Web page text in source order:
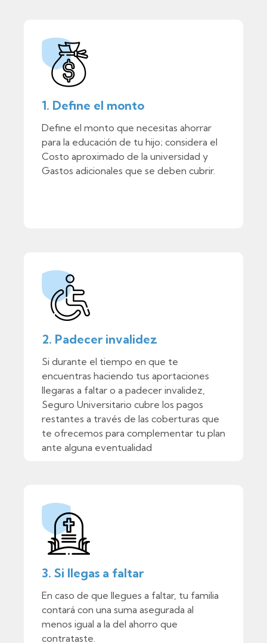
1. Define el monto
Define el monto que necesitas ahorrar
para la educación de tu hijo; considera el
Costo aproximado de la universidad y
Gastos adicionales que se deben cubrir.
2. Padecer invalidez
Si durante el tiempo en que te
encuentras haciendo tus aportaciones
llegaras a faltar o a padecer invalidez,
Seguro Universitario cubre los pagos
restantes a través de las coberturas que
te ofrecemos para complementar tu plan
ante alguna eventualidad
3. Si llegas a faltar
En caso de que llegues a faltar, tu familia
contará con una suma asegurada al
menos igual a la del ahorro que
contrataste.